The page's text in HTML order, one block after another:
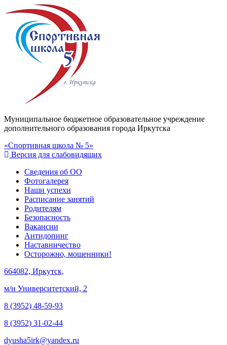
Муниципальное бюджетное образовательное учреждение
дополнительного образования города Иркутска
«Спортивная школа № 5»
Версия для слабовидящих
Сведения об ОО
Фотогалерея
Наши успехи
Расписание занятий
Родителям
Безопасность
Вакансии
Антидопинг
Наставничество
Осторожно, мошенники!
664082, Иркутск,
м/н Университетский, 2
8 (3952) 48-59-93
8 (3952) 31-02-44
dyusha5irk@yandex.ru